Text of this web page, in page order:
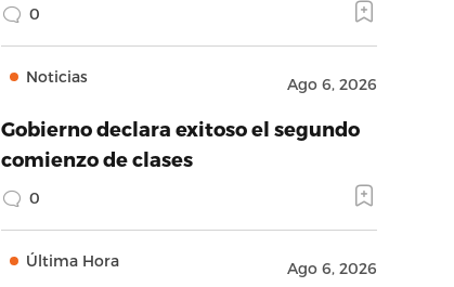
0
Noticias Ago 6, 2026
Gobierno declara exitoso el segundo
comienzo de clases
0
Última Hora Ago 6, 2026